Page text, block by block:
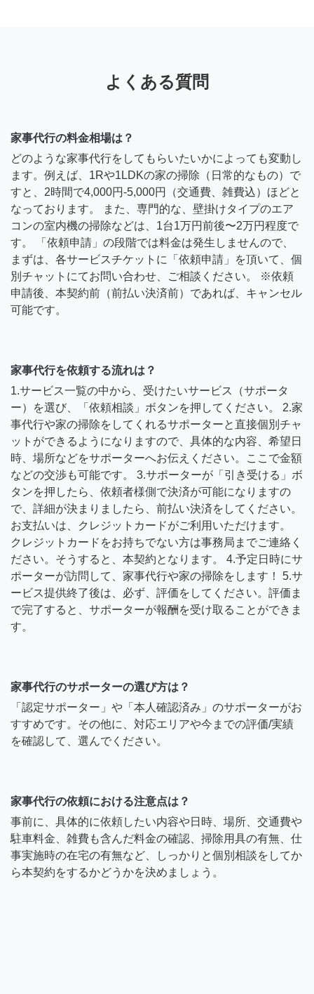
よくある質問
家事代行の料金相場は？
どのような家事代行をしてもらいたいかによっても変動し
ます。例えば、1Rや1LDKの家の掃除（日常的なもの）で
すと、2時間で4,000円-5,000円（交通費、雑費込）ほどと
なっております。 また、専門的な、壁掛けタイプのエア
コンの室内機の掃除などは、1台1万円前後〜2万円程度で
す。 「依頼申請」の段階では料金は発生しませんので、
まずは、各サービスチケットに「依頼申請」を頂いて、個
別チャットにてお問い合わせ、ご相談ください。 ※依頼
申請後、本契約前（前払い決済前）であれば、キャンセル
可能です。
家事代行を依頼する流れは？
1.サービス一覧の中から、受けたいサービス（サポータ
ー）を選び、「依頼相談」ボタンを押してください。 2.家
事代行や家の掃除をしてくれるサポーターと直接個別チャ
ットができるようになりますので、具体的な内容、希望日
時、場所などをサポーターへお伝えください。ここで金額
などの交渉も可能です。 3.サポーターが「引き受ける」ボ
タンを押したら、依頼者様側で決済が可能になりますの
で、詳細が決まりましたら、前払い決済をしてください。
お支払いは、クレジットカードがご利用いただけます。
クレジットカードをお持ちでない方は事務局までご連絡く
ださい。そうすると、本契約となります。 4.予定日時にサ
ポーターが訪問して、家事代行や家の掃除をします！ 5.サ
ービス提供終了後は、必ず、評価をしてください。評価ま
で完了すると、サポーターが報酬を受け取ることができま
す。
家事代行のサポーターの選び方は？
「認定サポーター」や「本人確認済み」のサポーターがお
すすめです。その他に、対応エリアや今までの評価/実績
を確認して、選んでください。
家事代行の依頼における注意点は？
事前に、具体的に依頼したい内容や日時、場所、交通費や
駐車料金、雑費も含んだ料金の確認、掃除用具の有無、仕
事実施時の在宅の有無など、しっかりと個別相談をしてか
ら本契約をするかどうかを決めましょう。